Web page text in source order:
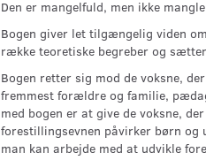
Den er mangelfuld, men ikke
Bogen giver let tilgængelig viden
række teoretiske begreber og
Bogen retter sig mod de voksne,
fremmest forældre og familie,
med bogen er at give de voksne,
forestillingsevnen påvirker børn og
man kan arbejde med at udvikle